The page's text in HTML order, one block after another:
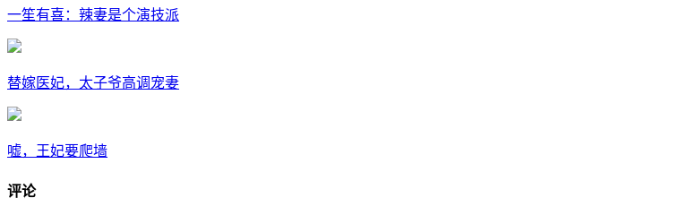
一笙有喜：辣妻是个演技派
替嫁医妃，太子爷高调宠妻
嘘，王妃要爬墙
评论